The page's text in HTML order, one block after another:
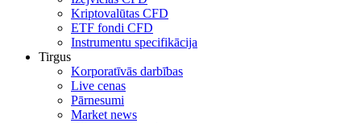
Kriptovalūtas CFD
ETF fondi CFD
Instrumentu specifikācija
Tirgus
Korporatīvās darbības
Live cenas
Pārnesumi
Market news